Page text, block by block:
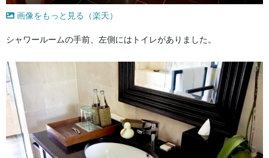
画像をもっと見る（楽天）
シャワールームの手前、左側にはトイレがありました。